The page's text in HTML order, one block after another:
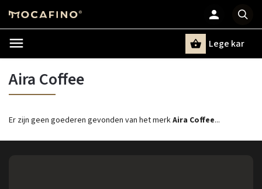
Lege kar
Aira Coffee
Er zijn geen goederen gevonden van het merkAira Coffee...